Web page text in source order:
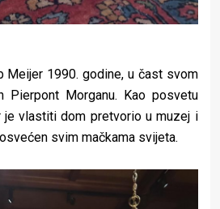
Meijer 1990. godine, u čast svom
Pierpont Morganu. Kao posvetu
je vlastiti dom pretvorio u muzej i
svim mačkama svijeta.